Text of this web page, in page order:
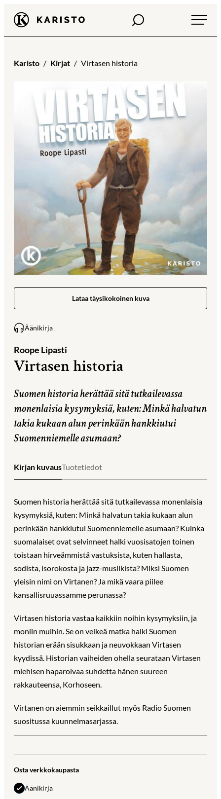
Siirry
suoraan
sisältöön
Karisto Haku
Karisto Kirjat Virtasen historia
Lataa täysikokoinen kuva
Äänikirja
Roope Lipasti
Virtasen historia
Suomen historia herättää sitä tutkailevassa
monenlaisia kysymyksiä, kuten: Minkä halvatun
takia kukaan alun perinkään hankkiutui
Suomenniemelle asumaan?
Kirjan kuvausTuotetiedot
Suomen historia herättää sitä tutkailevassa monenlaisia
kysymyksiä, kuten: Minkä halvatun takia kukaan alun
perinkään hankkiutui Suomenniemelle asumaan? Kuinka
suomalaiset ovat selvinneet halki vuosisatojen toinen
toistaan hirveämmistä vastuksista, kuten hallasta,
sodista, isorokosta ja jazz-musiikista? Miksi Suomen
yleisin nimi on Virtanen? Ja mikä vaara piilee
kansallisruuassamme perunassa?
Virtasen historia vastaa kaikkiin noihin kysymyksiin, ja
moniin muihin. Se on veikeä matka halki Suomen
historian erään sisukkaan ja neuvokkaan Virtasen
kyydissä. Historian vaiheiden ohella seurataan Virtasen
miehisen haparoivaa suhdetta hänen suureen
rakkauteensa, Korhoseen.
Virtanen on aiemmin seikkaillut myös Radio Suomen
suositussa kuunnelmasarjassa.
Osta verkkokaupasta
Äänikirja